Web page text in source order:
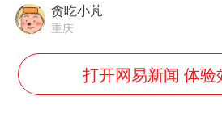
狄龙7300万
“梅姨”准确
贪吃小芃
重庆
打开网易新闻 体验